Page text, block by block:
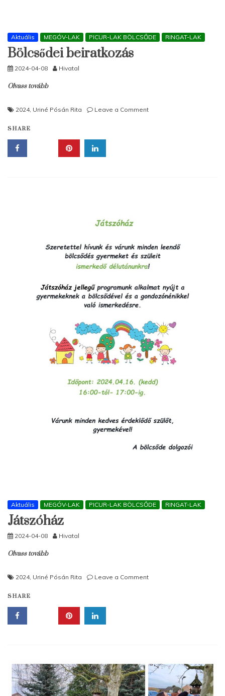
Aktuális MEGÓV-LAK PICUR-LAK BÖLCSŐDE RINGAT-LAK
Bölcsődei beiratkozás
2024-04-08 Hivatal
Olvass tovább
2024, Uriné Pósán Rita Leave a Commenton
SHARE
Aktuális MEGÓV-LAK PICUR-LAK BÖLCSŐDE RINGAT-LAK
Játszóház
2024-04-08 Hivatal
Olvass tovább
2024, Uriné Pósán Rita Leave a Commenton
SHARE